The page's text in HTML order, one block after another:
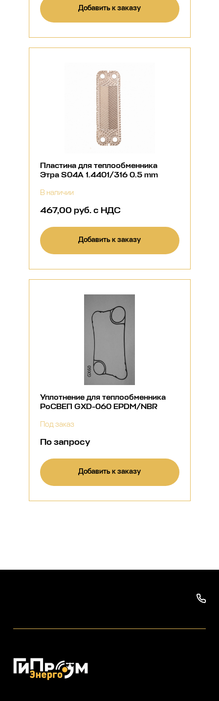
Добавить к заказу
Пластина для теплообменника
Этра S04A 1.4401/316 0.5 mm
В наличии
467,00 руб. с НДС
Добавить к заказу
Уплотнение для теплообменника
РоСВЕП GXD-060 EPDM/NBR
Под заказ
По запросу
Добавить к заказу